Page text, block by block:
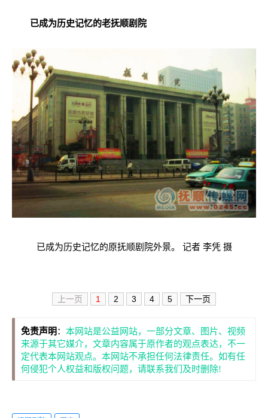
已成为历史记忆的老抚顺剧院
已成为历史记忆的原抚顺剧院外景。 记者 李凭 摄
上一页 1 2 3 4 5 下一页
免责声明 ： 本网站是公益网站，一部分文章、图片、视频
来源于其它媒介，文章内容属于原作者的观点表达，不一
定代表本网站观点。本网站不承担任何法律责任。如有任
何侵犯个人权益和版权问题，请联系我们及时删除!